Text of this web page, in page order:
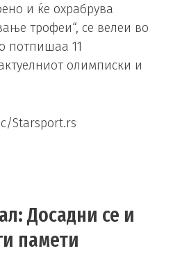
и ќе охрабрува
трофеи“, се велеи во
потпишаа 11
олимписки и
Starsport.rs
Досадни се и
памети